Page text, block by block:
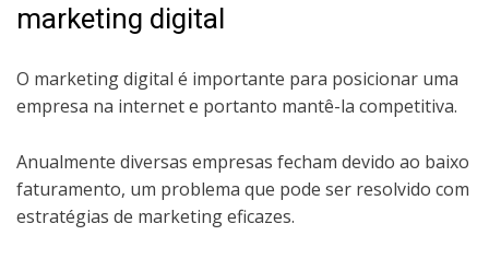
marketing digital
O marketing digital é importante para posicionar uma
empresa na internet e portanto mantê-la competitiva.
Anualmente diversas empresas fecham devido ao baixo
faturamento, um problema que pode ser resolvido com
estratégias de marketing eficazes.